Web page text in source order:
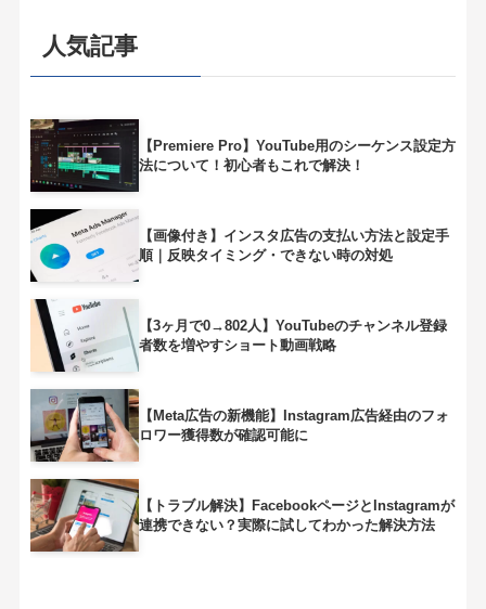
人気記事
【Premiere Pro】YouTube用のシーケンス設定方
法について！初心者もこれで解決！
【画像付き】インスタ広告の支払い方法と設定手
順｜反映タイミング・できない時の対処
【3ヶ月で0→802人】YouTubeのチャンネル登録
者数を増やすショート動画戦略
【Meta広告の新機能】Instagram広告経由のフォ
ロワー獲得数が確認可能に
【トラブル解決】FacebookページとInstagramが
連携できない？実際に試してわかった解決方法